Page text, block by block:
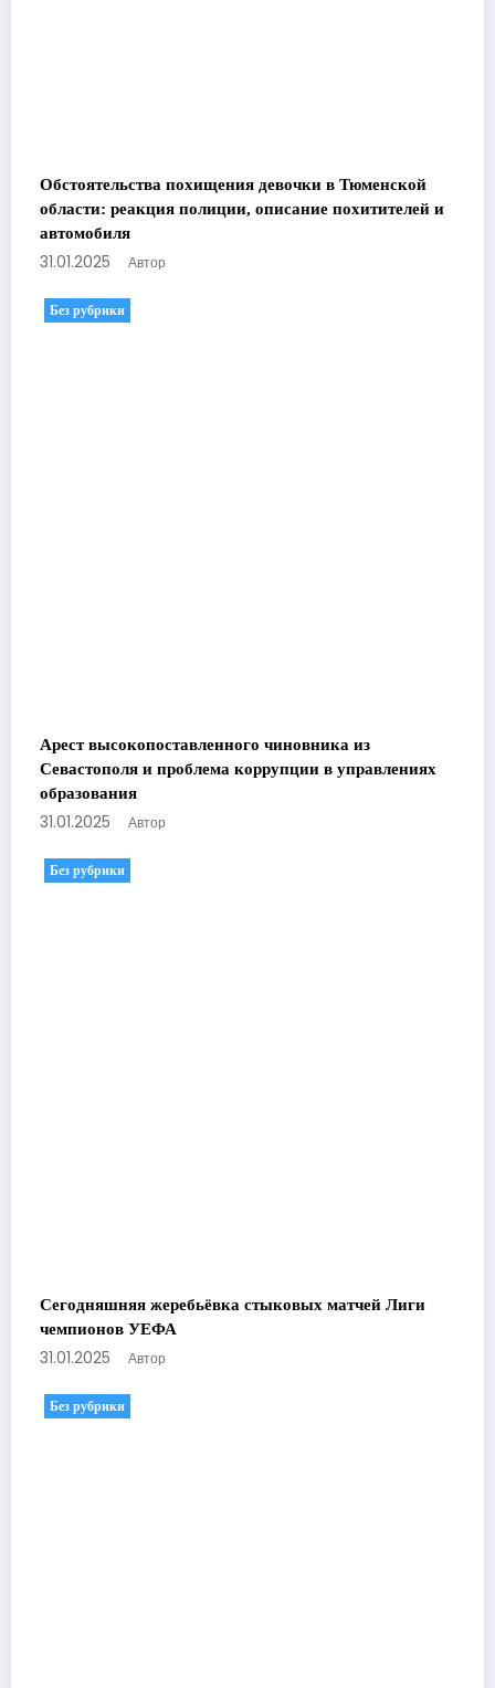
Обстоятельства похищения девочки в Тюменской
области: реакция полиции, описание похитителей и
автомобиля
31.01.2025 Автор
Без рубрики
Арест высокопоставленного чиновника из
Севастополя и проблема коррупции в управлениях
образования
31.01.2025 Автор
Без рубрики
Сегодняшняя жеребьёвка стыковых матчей Лиги
чемпионов УЕФА
31.01.2025 Автор
Без рубрики